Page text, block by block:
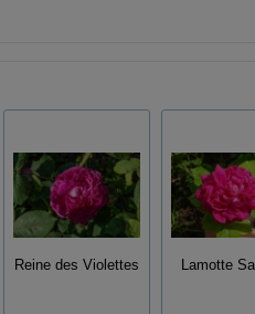
Reine des Violettes Lamotte